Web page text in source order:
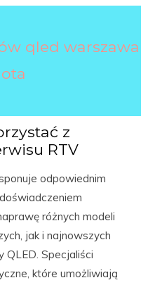
qled warszawa
z
RTV
odpowiednim
różnych modeli
jak i najnowszych
QLED. Specjaliści
które umożliwiają